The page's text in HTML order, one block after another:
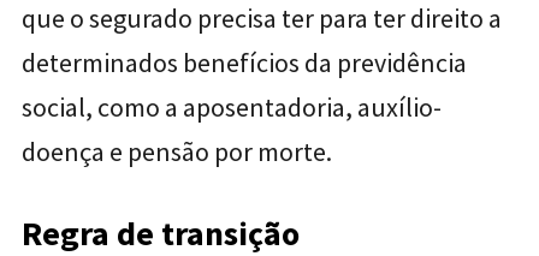
que o segurado precisa ter para ter direito a
determinados benefícios da previdência
social, como a aposentadoria, auxílio-
doença e pensão por morte.
Regra de transição